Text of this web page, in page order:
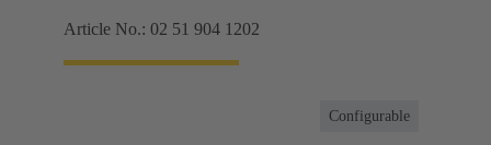
Article No.: 02 51 904 1202
Configurable